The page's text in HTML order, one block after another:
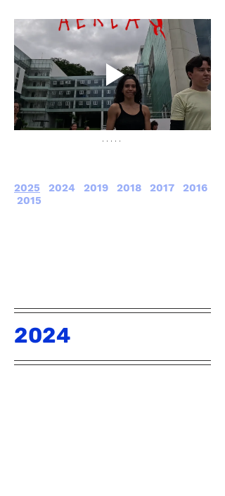
2025 2024 2019 2018 2017
2016
2015
2024